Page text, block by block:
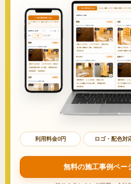
利用料金0円 ロゴ・配色対
無料の施工事例ペー